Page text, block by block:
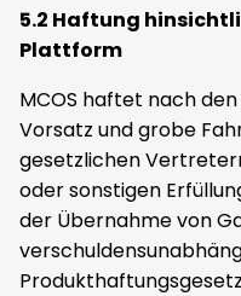
5.2 Haftung
Plattform
MCOS haftet nach
Vorsatz und grobe
gesetzlichen
oder sonstigen
der Übernahme von